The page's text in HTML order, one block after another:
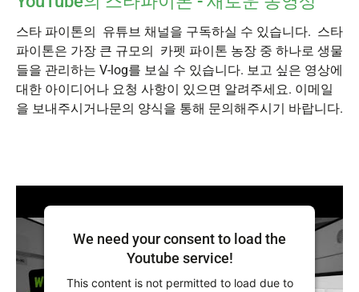
스타 파이톤의 유튜브 채널을 구독하실 수 있습니다. 스타
파이톤은 가장 큰 규모의 카펫 파이톤 농장 중 하나로 생물
들을 관리하는 V-log를 보실 수 있습니다. 보고 싶은 영상에
대한 아이디어나 요청 사항이 있으면 알려주세요. 이메일
을 보내주시거나문의 양식을 통해 문의해주시기 바랍니다.
We need your consent to load the
Youtube service!
This content is not permitted to load due to